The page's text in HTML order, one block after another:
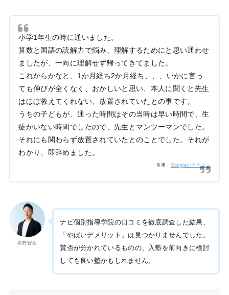
小学1年生の時に通いました。
算数と国語の読解力で悩み、理解するためにと思い通わせ
ましたが、一向に理解せず帰ってきてました。
これからかなと、1か月経ち2か月経ち、、、いかに言っ
ても伸びが全くなく、おかしいと思い、本人に聞くと先生
はほぼ教えてくれない、放置されていたとの事です。
うちの子どもが、通った時間はその当時は早い時間で、生
徒がいない時間でしたので、先生とマンツーマンでした。
それにも関わらず放置されていたとのことでした。それが
わかり、即辞めました。
引用： Googleのクチコミ
高野智弘
ナビ個別指導学院の口コミを徹底調査した結果、
「やばいデメリット」は見つかりませんでした。
賛否が分かれているものの、入塾を前向きに検討
しても良い塾かもしれません。